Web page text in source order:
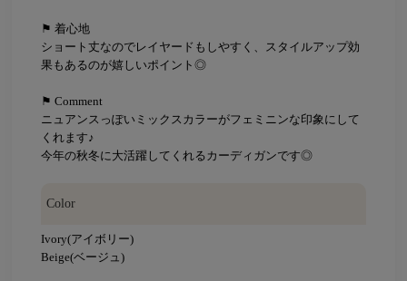
⚑ 着心地
ショート丈なのでレイヤードもしやすく、スタイルアップ効
果もあるのが嬉しいポイント◎
⚑ Comment
ニュアンスっぽいミックスカラーがフェミニンな印象にして
くれます♪
今年の秋冬に大活躍してくれるカーディガンです◎
Color
Ivory(アイボリー)
Beige(ベージュ)